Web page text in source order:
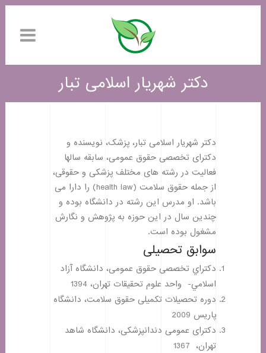
دکتر شهریار اسلامی تبار
دکتر شهریار اسلامی تبار، پزشک، نویسنده و
دکترای تخصصی حقوق عمومی، سابقه سالها
فعالیت در رشته های مختلف پزشکی و حقوقی،
از جمله حقوق سلامت (health law) را دارا می
باشد. او مدرس این رشته در دانشگاه بوده و
چندین سال در این حوزه به پژوهش و نگارش
مشغول بوده است.
سوابق تحصیلی
دكتراي تخصصی حقوق عمومی، دانشگاه آزاد
اسلامي- واحد علوم تحقیقات تهران، 1394
دوره تحصیلات تکمیلی حقوق سلامت، دانشگاه
پاریس 2009
دكترای عمومی دندانپزشكی، دانشگاه شاهد
تهران، 1367